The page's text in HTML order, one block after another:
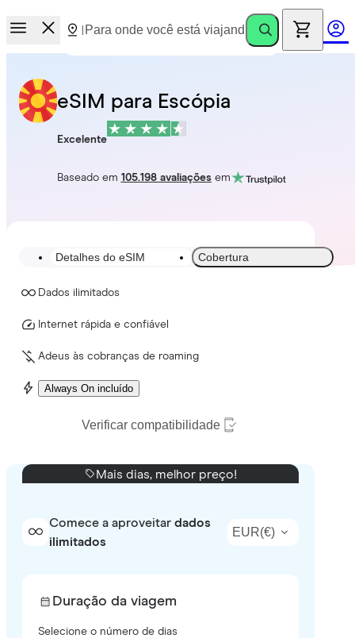
eSIM para Escópia
Excelente
Baseado em 105.198 avaliaçõesem
Detalhes do eSIM Cobertura
Dados ilimitados
Internet rápida e confiável
Adeus às cobranças de roaming
Always On incluído
Verificar compatibilidade
Mais dias, melhor preço!
Comece a aproveitar dados
ilimitados
EUR(€)
Duração da viagem
Selecione o número de dias